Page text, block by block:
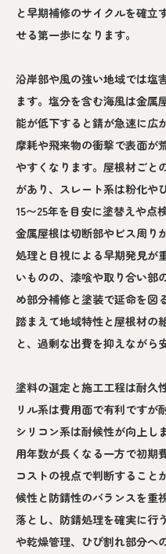
と早期補修のサイクルを確立
せる第一歩になります。
沿岸部や風の強い地域では塩
ます。塩分を含む海風は金属
能が低下すると錆が急速に広
摩耗や飛来物の衝撃で表面が
やすくなります。屋根材ごと
があり、スレート系は粉化や
15〜25年を目安に塗替えや点
金属屋根は切断部やビス周り
処理と目視による早期発見が
いものの、漆喰や取り合い部
め部分補修と塗装で延命を図
踏まえて地域特性と屋根材の
と、過剰な出費を抑えながら
塗料の選定と施工工程は耐久
リル系は費用面で有利ですが
シリコン系は耐候性が向上し
用年数が長くなる一方で初期
コストの視点で判断すること
候性と防錆性のバランスを重
落とし、防錆処理を確実に行
や乾燥管理、ひび割れ部分へ